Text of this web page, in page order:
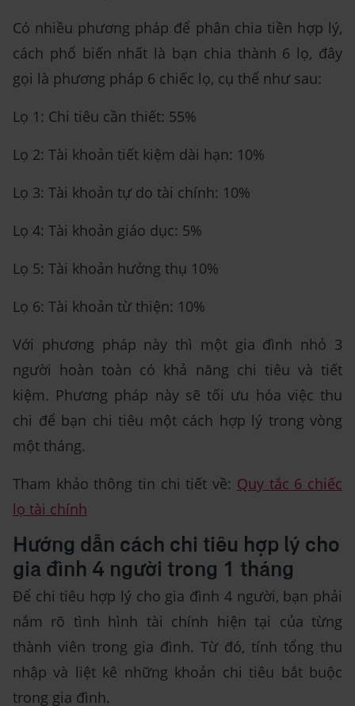
Có nhiều phương pháp để phân chia tiền hợp lý,
cách phổ biến nhất là bạn chia thành 6 lọ, đây
gọi là phương pháp 6 chiếc lọ, cụ thể như sau:
Lọ 1: Chi tiêu cần thiết: 55%
Lọ 2: Tài khoản tiết kiệm dài hạn: 10%
Lọ 3: Tài khoản tự do tài chính: 10%
Lọ 4: Tài khoản giáo dục: 5%
Lọ 5: Tài khoản hưởng thụ 10%
Lọ 6: Tài khoản từ thiện: 10%
Với phương pháp này thì một gia đình nhỏ 3
người hoàn toàn có khả năng chi tiêu và tiết
kiệm. Phương pháp này sẽ tối ưu hóa việc thu
chi để bạn chi tiêu một cách hợp lý trong vòng
một tháng.
Tham khảo thông tin chi tiết về: Quy tắc 6 chiếc
lọ tài chính
Hướng dẫn cách chi tiêu hợp lý cho
gia đình 4 người trong 1 tháng
Để chi tiêu hợp lý cho gia đình 4 người, bạn phải
nắm rõ tình hình tài chính hiện tại của từng
thành viên trong gia đình. Từ đó, tính tổng thu
nhập và liệt kê những khoản chi tiêu bắt buộc
trong gia đình.